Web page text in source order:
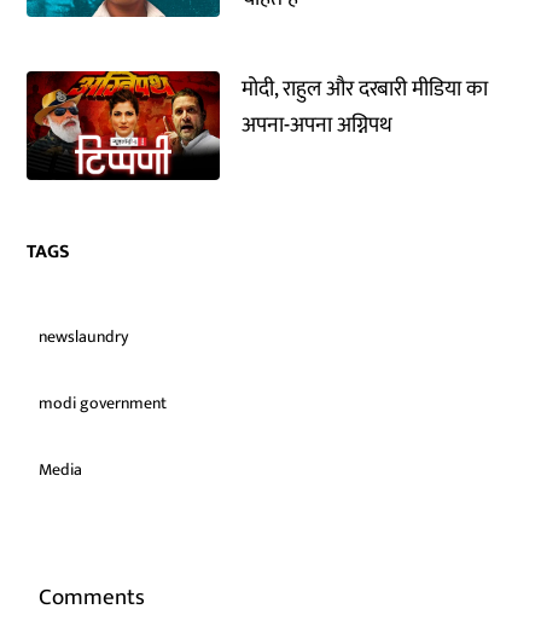
मोदी, राहुल और दरबारी मीडिया का
अपना-अपना अग्निपथ
TAGS
newslaundry
modi government
Media
Comments